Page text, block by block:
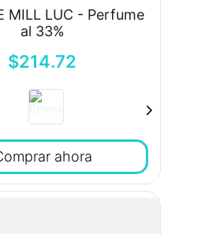
MILL LUC - Perfume
al 33%
$214.72
ahora